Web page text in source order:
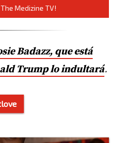
Medizine TV!
Badazz, que está
Trump lo indultará.